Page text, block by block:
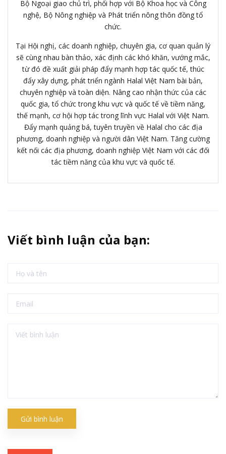
Bộ Ngoại giao chủ trì, phối hợp với Bộ Khoa học và Công
nghệ, Bộ Nông nghiệp và Phát triển nông thôn đồng tổ
chức.
Tại Hội nghị, các doanh nghiệp, chuyên gia, cơ quan quản lý
sẽ cùng nhau bàn thảo, xác định các khó khăn, vướng mắc,
từ đó đề xuất giải pháp đẩy mạnh hợp tác quốc tế, thúc
đẩy xây dựng, phát triển ngành Halal Việt Nam bài bản,
chuyên nghiệp và toàn diện. Nâng cao nhận thức của các
quốc gia, tổ chức trong khu vực và quốc tế về tiềm năng,
thế mạnh, cơ hội hợp tác trong lĩnh vực Halal với Việt Nam.
Đẩy mạnh quảng bá, tuyên truyền về Halal cho các địa
phương, doanh nghiệp và người dân Việt Nam. Tăng cường
kết nối các địa phương, doanh nghiệp Việt Nam với các đối
tác tiềm năng của khu vực và quốc tế.
Viết bình luận của bạn:
Gửi bình luận